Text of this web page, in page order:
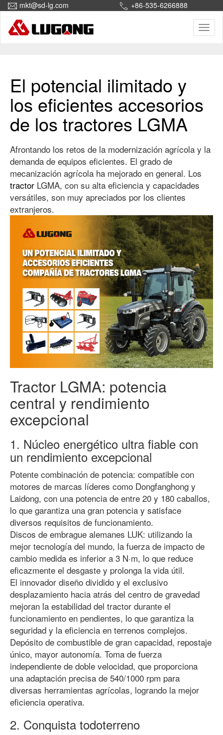
mkt@sd-lg.com +86-535-6266888
El potencial ilimitado y
los eficientes accesorios
de los tractores LGMA
Afrontando los retos de la modernización agrícola y la
demanda de equipos eficientes. El grado de
mecanización agrícola ha mejorado en general. Los
tractor LGMA, con su alta eficiencia y capacidades
versátiles, son muy apreciados por los clientes
extranjeros.
Tractor LGMA: potencia
central y rendimiento
excepcional
1. Núcleo energético ultra fiable con
un rendimiento excepcional
Potente combinación de potencia: compatible con
motores de marcas líderes como Dongfanghong y
Laidong, con una potencia de entre 20 y 180 caballos,
lo que garantiza una gran potencia y satisface
diversos requisitos de funcionamiento.
Discos de embrague alemanes LUK: utilizando la
mejor tecnología del mundo, la fuerza de impacto de
cambio medida es inferior a 3 N·m, lo que reduce
eficazmente el desgaste y prolonga la vida útil.
El innovador diseño dividido y el exclusivo
desplazamiento hacia atrás del centro de gravedad
mejoran la estabilidad del tractor durante el
funcionamiento en pendientes, lo que garantiza la
seguridad y la eficiencia en terrenos complejos.
Depósito de combustible de gran capacidad, repostaje
único, mayor autonomía. Toma de fuerza
independiente de doble velocidad, que proporciona
una adaptación precisa de 540/1000 rpm para
diversas herramientas agrícolas, logrando la mejor
eficiencia operativa.
2. Conquista todoterreno